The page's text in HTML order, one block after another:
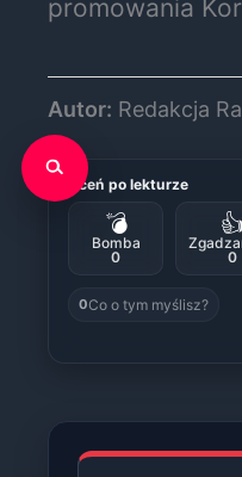
promowania
Autor: Redakcja
Oceń po lekturze
💣
Bomba
0
👍
0
0Co o tym myślisz?